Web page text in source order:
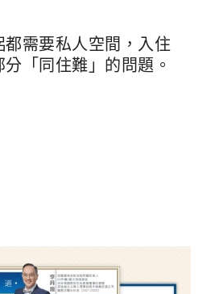
都需要私人空間，入住
「同住難」的問題。